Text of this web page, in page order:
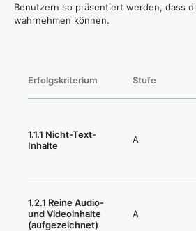
Benutzern so präsentiert werden, dass
wahrnehmen können.
Erfolgskriterium Stufe
1.1.1 Nicht-Text-
Inhalte
A
1.2.1 Reine Audio-
und Videoinhalte
(aufgezeichnet)
A